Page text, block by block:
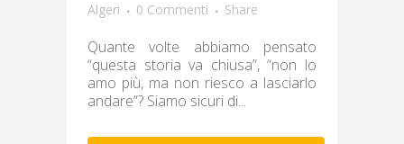
Algeri
0 Commenti Share
Quante volte abbiamo pensato
“questa storia va chiusa”, “non lo
amo più, ma non riesco a lasciarlo
andare”? Siamo sicuri di...